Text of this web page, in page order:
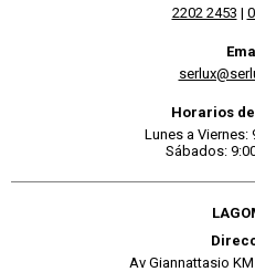
2202 2453 |
Horarios
Lunes a Viernes:
Sábados:
Av Giannattasio